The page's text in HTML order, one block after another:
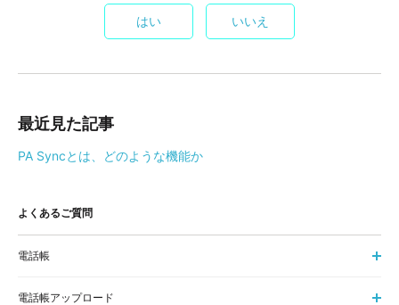
はい いいえ
最近見た記事
PA Syncとは、どのような機能か
よくあるご質問
電話帳
電話帳アップロード